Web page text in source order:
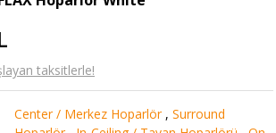
taksitlerle!
Center / Merkez Hoparlör , Surround